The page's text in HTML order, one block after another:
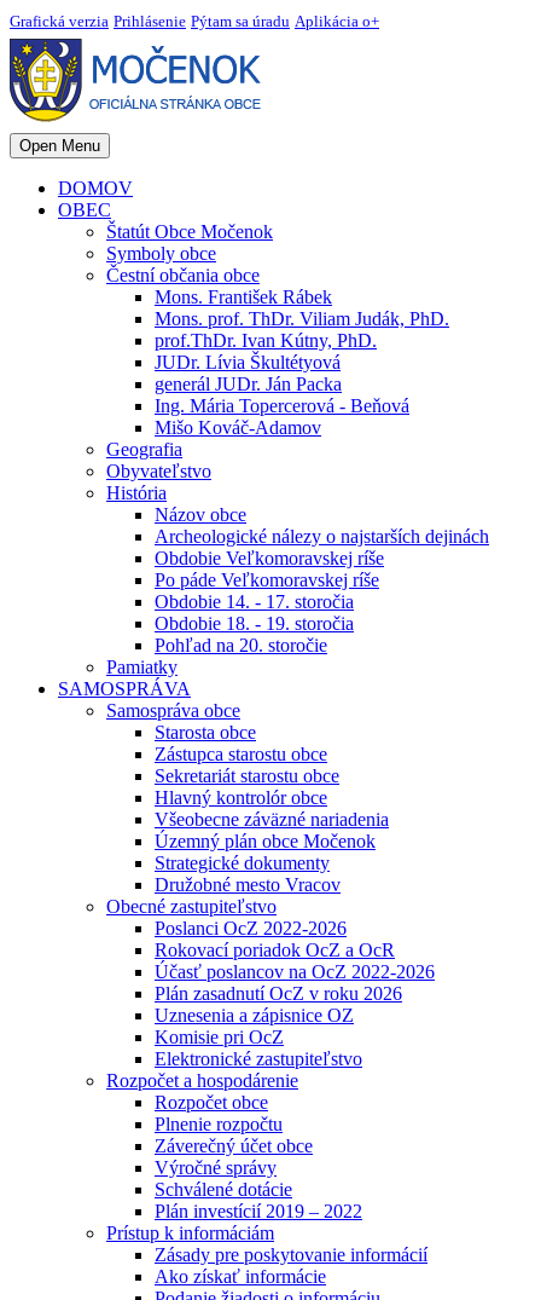
Grafická verzia Prihlásenie Pýtam sa úradu Aplikácia o+
Open Menu
DOMOV
OBEC
Štatút Obce Močenok
Symboly obce
Čestní občania obce
Mons. František Rábek
Mons. prof. ThDr. Viliam Judák, PhD.
prof.ThDr. Ivan Kútny, PhD.
JUDr. Lívia Škultétyová
generál JUDr. Ján Packa
Ing. Mária Topercerová - Beňová
Mišo Kováč-Adamov
Geografia
Obyvateľstvo
História
Názov obce
Archeologické nálezy o najstarších dejinách
Obdobie Veľkomoravskej ríše
Po páde Veľkomoravskej ríše
Obdobie 14. - 17. storočia
Obdobie 18. - 19. storočia
Pohľad na 20. storočie
Pamiatky
SAMOSPRÁVA
Samospráva obce
Starosta obce
Zástupca starostu obce
Sekretariát starostu obce
Hlavný kontrolór obce
Všeobecne záväzné nariadenia
Územný plán obce Močenok
Strategické dokumenty
Družobné mesto Vracov
Obecné zastupiteľstvo
Poslanci OcZ 2022-2026
Rokovací poriadok OcZ a OcR
Účasť poslancov na OcZ 2022-2026
Plán zasadnutí OcZ v roku 2026
Uznesenia a zápisnice OZ
Komisie pri OcZ
Elektronické zastupiteľstvo
Rozpočet a hospodárenie
Rozpočet obce
Plnenie rozpočtu
Záverečný účet obce
Výročné správy
Schválené dotácie
Plán investícií 2019 – 2022
Prístup k informáciám
Zásady pre poskytovanie informácií
Ako získať informácie